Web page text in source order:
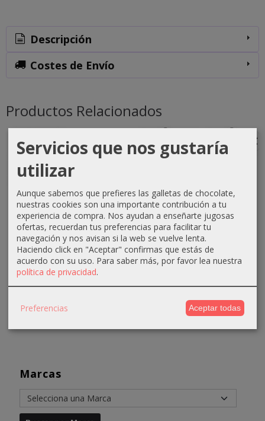
Marcas
Descripción
Costes de Envío
Productos Relacionados
-1 €
Crema
oxigenada
Techline
1000ml
20...
2,90 €
3,90 €
Crema
oxigenada
Techline
75ml 40...
0,70 €
1,10 €
-3 €
Crema
oxigenada
Absoluk
1000ml
20...
3,50 €
-3 €
Crema
oxigenada
1000ml
3,50 €
Servicios que nos gustaría
utilizar
Aunque sabemos que prefieres las galletas de chocolate,
nuestras cookies son una importante contribución a tu
experiencia de compra. Nos ayudan a enseñarte jugosas
ofertas, recuerdan tus preferencias para facilitar tu
navegación y nos avisan si la web se vuelve lenta.
Haciendo click en "Aceptar" confirmas que estás de
acuerdo con su uso. Para saber más, por favor lea nuestra
política de privacidad.
Preferencias Aceptar todas